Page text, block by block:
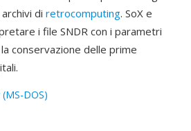
di retrocomputing. SoX e
i file SNDR con i parametri
conservazione delle prime
DOS)